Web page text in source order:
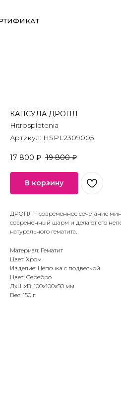
КАПСУЛА ДРОПЛ
Hitrospletenia
Артикул: HSPL2309005
17 800 ₽ 19 800 ₽
В корзину
ДРОПЛ – современное сочетание
современный шарм и делают его
натурального гематита.
Материал: Гематит
Цвет: Хром
Изделие: Цепочка с подвеской
Цвет: Серебро
ДxШxВ: 100x100x50 мм
Вес: 150 г